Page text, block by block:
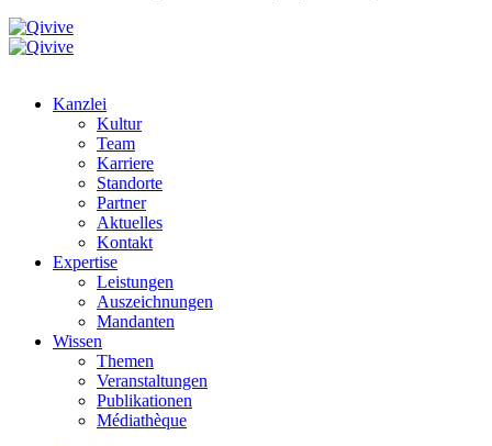
Kanzlei
Kultur
Team
Karriere
Standorte
Partner
Aktuelles
Kontakt
Expertise
Leistungen
Auszeichnungen
Mandanten
Wissen
Themen
Veranstaltungen
Publikationen
Médiathèque